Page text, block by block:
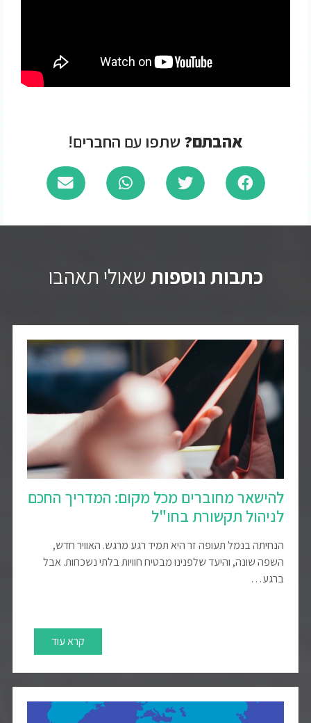
אהבתם? שתפו עם החברים!
כתבות נוספות שאולי תאהבו
להישאר מחוברים מכל מקום: המדריך החכם
לניהול תקשורת בחו"ל
הנחיתה בנמל תעופה זר היא תמיד רגע מרגש. האוויר חדש,
השפה שונה, והיעד שלפנינו מבטיח חוויות בלתי נשכחות. אבל
ברגע…
קרא עוד